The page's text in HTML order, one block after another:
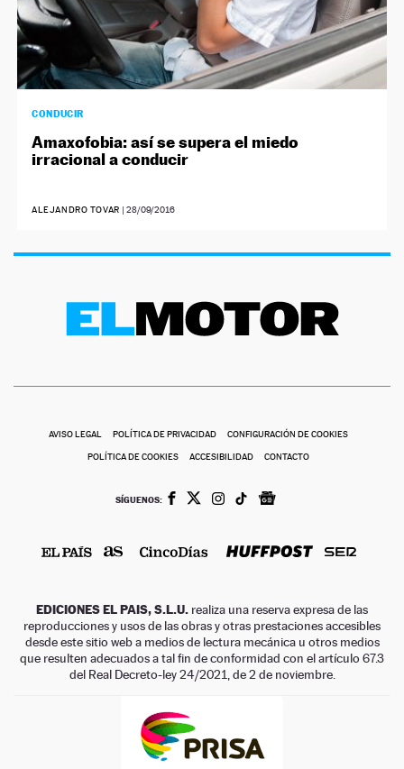
CONDUCIR
Amaxofobia: así se supera el miedo
irracional a conducir
ALEJANDRO TOVAR | 28/09/2016
AVISO LEGAL POLÍTICA DE PRIVACIDAD CONFIGURACIÓN DE COOKIES
POLÍTICA DE COOKIES ACCESIBILIDAD CONTACTO
SÍGUENOS:
EDICIONES EL PAIS, S.L.U. realiza una reserva expresa de las
reproducciones y usos de las obras y otras prestaciones accesibles
desde este sitio web a medios de lectura mecánica u otros medios
que resulten adecuados a tal fin de conformidad con el artículo 67.3
del Real Decreto-ley 24/2021, de 2 de noviembre.